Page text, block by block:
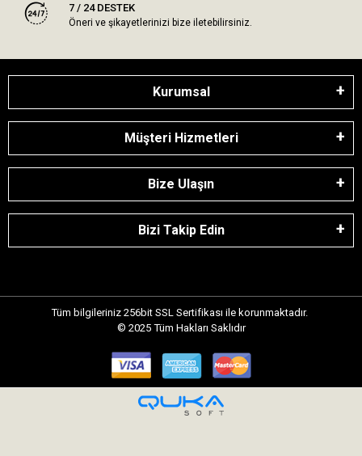
7 / 24 DESTEK
Öneri ve şikayetlerinizi bize iletebilirsiniz.
Kurumsal
Müşteri Hizmetleri
Bize Ulaşın
Bizi Takip Edin
Tüm bilgileriniz 256bit SSL Sertifikası ile korunmaktadır.
© 2025 Tüm Hakları Saklıdır